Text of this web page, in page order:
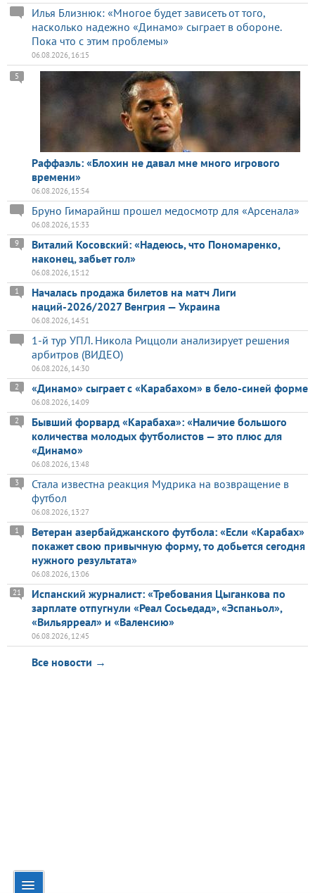
Илья Близнюк: «Многое будет зависеть от того,
насколько надежно «Динамо» сыграет в обороне.
Пока что с этим проблемы»
06.08.2026, 16:15
Раффаэль: «Блохин не давал мне много игрового
времени»
5
06.08.2026, 15:54
Бруно Гимарайнш прошел медосмотр для «Арсенала»
06.08.2026, 15:33
Виталий Косовский: «Надеюсь, что Пономаренко,
наконец, забьет гол»
9
06.08.2026, 15:12
Началась продажа билетов на матч Лиги
наций-2026/2027 Венгрия — Украина
1
06.08.2026, 14:51
1-й тур УПЛ. Никола Риццоли анализирует решения
арбитров (ВИДЕО)
06.08.2026, 14:30
«Динамо» сыграет с «Карабахом» в бело-синей форме
2
06.08.2026, 14:09
Бывший форвард «Карабаха»: «Наличие большого
количества молодых футболистов — это плюс для
«Динамо»
2
06.08.2026, 13:48
Стала известна реакция Мудрика на возвращение в
футбол
3
06.08.2026, 13:27
Ветеран азербайджанского футбола: «Если «Карабах»
покажет свою привычную форму, то добьется сегодня
нужного результата»
1
06.08.2026, 13:06
Испанский журналист: «Требования Цыганкова по
зарплате отпугнули «Реал Сосьедад», «Эспаньол»,
«Вильярреал» и «Валенсию»
21
06.08.2026, 12:45
Все новости →